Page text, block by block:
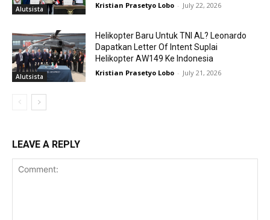
Alutsista Kristian Prasetyo Lobo - July 22, 2026
Alutsista
Helikopter Baru Untuk TNI AL? Leonardo
Dapatkan Letter Of Intent Suplai
Helikopter AW149 Ke Indonesia
Kristian Prasetyo Lobo - July 21, 2026
LEAVE A REPLY